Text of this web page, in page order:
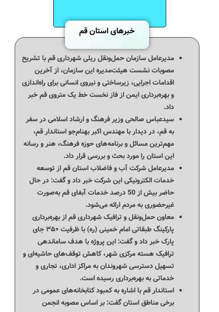
خبرهای استان قم
مدیرعامل سازمان حمل‌ونقل ریلی شهرداری قم با تشریح
مصوبات نشست هیئت‌مدیره این سازمان، از آخرین
اقدامات اجرایی، زیرساختی و نیروی انسانی برای راه‌اندازی
و بهره‌برداری ایمن از فاز نخست خط یک متروی قم خبر
داد.
سیدعباس صالحی وزیر فرهنگ و ارشاد اسلامی در سفر
به قم، در دیدار با مهندس اکبر بهنام‌جو استاندار قم،
مهم‌ترین مسائل و برنامه‌های حوزه فرهنگ، هنر و رسانه
این استان را مورد بحث و بررسی قرار داد.
مدیرعامل شرکت آب و فاضلاب استان قم از توسعه
خدمات الکترونیکی این شرکت خبر داد و گفت: در حال
حاضر بیش از 50 درصد خدمات آبفای قم به‌صورت
غیرحضوری به مردم ارائه می‌شود.
معاون حمل‌ونقل و ترافیک شهرداری قم از بهره‌برداری
پارکینگ طبقاتی امام خمینی (ره) با ظرفیت ۳۵۰ جای
پارک خبر داد و گفت: این پروژه با هدف ساماندهی
ترافیک هسته مرکزی شهر، کاهش توقف‌های حاشیه‌ای و
تسهیل دسترسی شهروندان به مراکز اداری، تجاری و
خدماتی به بهره‌برداری رسیده است.
استاندار قم با اشاره به کمبود کتابخانه‌های عمومی در
برخی مناطق استان گفت: بر اساس مصوبه انجمن